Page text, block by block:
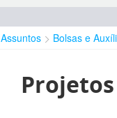
Assuntos Bolsas e